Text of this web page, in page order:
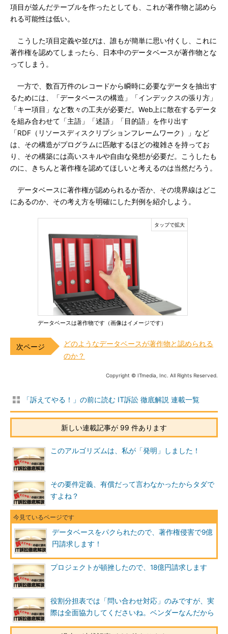
項目が並んだテーブルを作ったとしても、これが著作物と認めら
れる可能性は低い。
こうした項目定義や並びは、誰もが簡単に思い付くし、これに
著作権を認めてしまったら、日本中のデータベースが著作物とな
ってしまう。
一方で、数百万件のレコードから瞬時に必要なデータを抽出す
るためには、「データベースの構造」「インデックスの張り方」
「キー項目」など数々の工夫が必要だ。Web上に散在するデータ
を組み合わせて「主語」「述語」「目的語」を作り出す
「RDF（リソースディスクリプションフレームワーク）」など
は、その構造がプログラムに匹敵するほどの複雑さを持ってお
り、その構築には高いスキルや自由な発想が必要だ。こうしたも
のに、きちんと著作権を認めてほしいと考えるのは当然だろう。
データベースに著作権が認められるか否か、その境界線はどこ
にあるのか、その考え方を明確にした判例を紹介しよう。
データベースは著作物です（画像はイメージです）
どのようなデータベースが著作物と認められる
のか？
Copyright © ITmedia, Inc. All Rights Reserved.
「訴えてやる！」の前に読む IT訴訟 徹底解説 連載一覧
新しい連載記事が 99 件あります
このアルゴリズムは、私が「発明」しました！
その要件定義、有償だって言わなかったからタダで
すよね？
データベースをパクられたので、著作権侵害で9億
円請求します！
プロジェクトが頓挫したので、18億円請求します
役割分担表では「問い合わせ対応」のみですが、実
際は全面協力してくださいね。ベンダーなんだから